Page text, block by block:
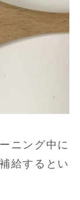
ニング中に
給するとい